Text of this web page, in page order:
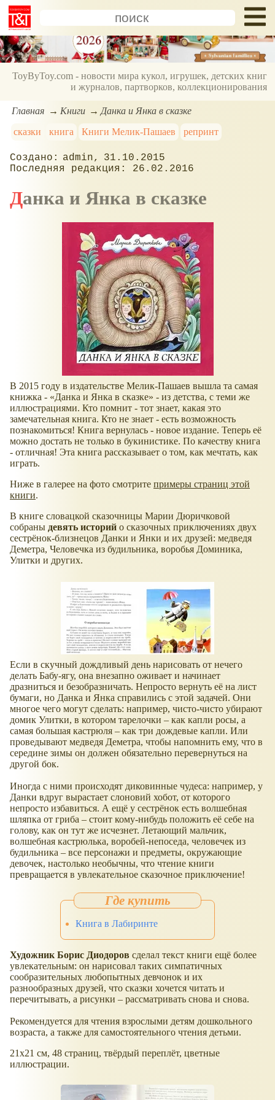
ToyByToy.com - новости мира кукол, игрушек, детских книг
и журналов, партворков, коллекционирования
Главная Книги
Данка и Янка в сказке
сказки
книга Книги Мелик-Пашаев репринт
admin
31.10.2015
26.02.2016
Данка и Янка в сказке
В 2015 году в издательстве Мелик-Пашаев вышла та самая
книжка -
Данка и Янка в сказке
- из детства, с теми же
иллюстрациями. Кто помнит - тот знает, какая это
замечательная книга. Кто не знает - есть возможность
познакомиться! Книга вернулась - новое издание. Теперь её
можно достать не только в букинистике. По качеству книга
- отличная! Эта книга рассказывает о том, как мечтать, как
играть.
Ниже в галерее на фото смотрите примеры страниц этой
книги.
В книге словацкой сказочницы Марии Дюричковой
собраны девять историй о сказочных приключениях двух
сестрёнок-близнецов Данки и Янки и их друзей: медведя
Деметра, Человечка из будильника, воробья Доминика,
Улитки и других.
Если в скучный дождливый день нарисовать от нечего
делать Бабу-ягу, она внезапно оживает и начинает
дразниться и безобразничать. Непросто вернуть её на лист
бумаги, но Данка и Янка справились с этой задачей. Они
многое чего могут сделать: например, чисто-чисто убирают
домик Улитки, в котором тарелочки – как капли росы, а
самая большая кастрюля – как три дождевые капли. Или
проведывают медведя Деметра, чтобы напомнить ему, что в
середине зимы он должен обязательно перевернуться на
другой бок.
Иногда с ними происходят диковинные чудеса: например, у
Данки вдруг вырастает слоновий хобот, от которого
непросто избавиться. А ещё у сестрёнок есть волшебная
шляпка от гриба – стоит кому-нибудь положить её себе на
голову, как он тут же исчезнет. Летающий мальчик,
волшебная кастрюлька, воробей-непоседа, человечек из
будильника – все персонажи и предметы, окружающие
девочек, настолько необычны, что чтение книги
превращается в увлекательное сказочное приключение!
Книга в Лабиринте
Художник Борис Диодоров сделал текст книги ещё более
увлекательным: он нарисовал таких симпатичных
сообразительных любопытных девчонок и их
разнообразных друзей, что сказки хочется читать и
перечитывать, а рисунки – рассматривать снова и снова.
Рекомендуется для чтения взрослыми детям дошкольного
возраста, а также для самостоятельного чтения детьми.
21x21 см, 48 страниц, твёрдый переплёт, цветные
иллюстрации.